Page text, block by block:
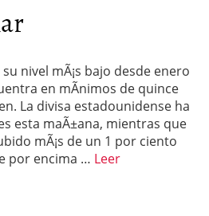
nivel mÃ¡s bajo desde enero
en mÃ­nimos de quince
La divisa estadounidense ha
esta maÃ±ana, mientras que
mÃ¡s de un 1 por ciento
por encima … Leer